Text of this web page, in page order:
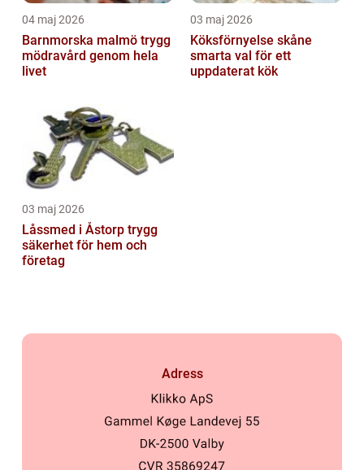
04 maj 2026
Barnmorska malmö trygg
mödravård genom hela
livet
03 maj 2026
Köksförnyelse skåne
smarta val för ett
uppdaterat kök
03 maj 2026
Låssmed i Åstorp trygg
säkerhet för hem och
företag
Adress